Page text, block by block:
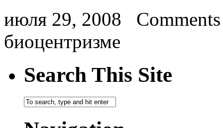
июля 29, 2008
биоцентризме
Search This Site